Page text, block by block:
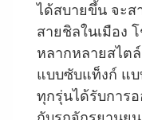
ได้สบายขึ้น จะส
สายชิลในเมือง
หลากหลายสไต
แบบซับแท็งก์ แ
ทุกรุ่นได้รับการ